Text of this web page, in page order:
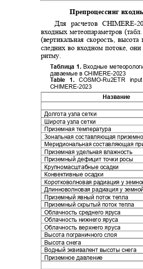
Препроцессинг
Для расчетовCHIMERE-
входных метеопараметров
(вертикальная скорость, высота
следних во входном потоке,
ритму.
Таблица 1. Входные
даваемые в CHIMERE-2023
Table 1.COSMO-Ru2ETR
CHIMERE-2023
Название
Долгота узла сетки
Широта узла сетки
Приземная температура
Зональная составляющая
Меридиональная составляющая
Приземная удельная влажность
Приземный дефицит точки росы
Крупномасштабные осадки
Конвективные осадки
Коротковолновая радиация у
Длинноволновая радиация у
Приземный явный поток тепла
Приземный скрытый поток тепла
Облачность среднего яруса
Облачность нижнего яруса
Облачность верхнего яруса
Высота пограничного слоя
Высота снега
Водный эквивалент высоты снега
Приземное давление